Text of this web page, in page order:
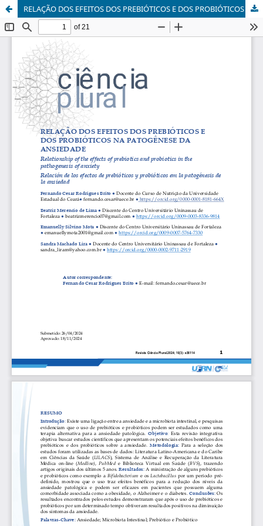
RELAÇÃO DOS EFEITOS DOS PREBIÓTICOS E DOS PROBIÓTICOS NA PATOGÊNESE DA ANSIEDADE